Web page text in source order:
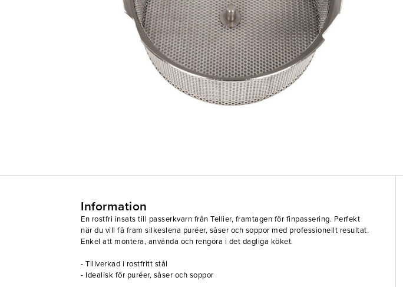
Information
En rostfri insats till passerkvarn från Tellier, framtagen för finpassering. Perfekt
när du vill få fram silkeslena puréer, såser och soppor med professionellt resultat.
Enkel att montera, använda och rengöra i det dagliga köket.
- Tillverkad i rostfritt stål
- Idealisk för puréer, såser och soppor